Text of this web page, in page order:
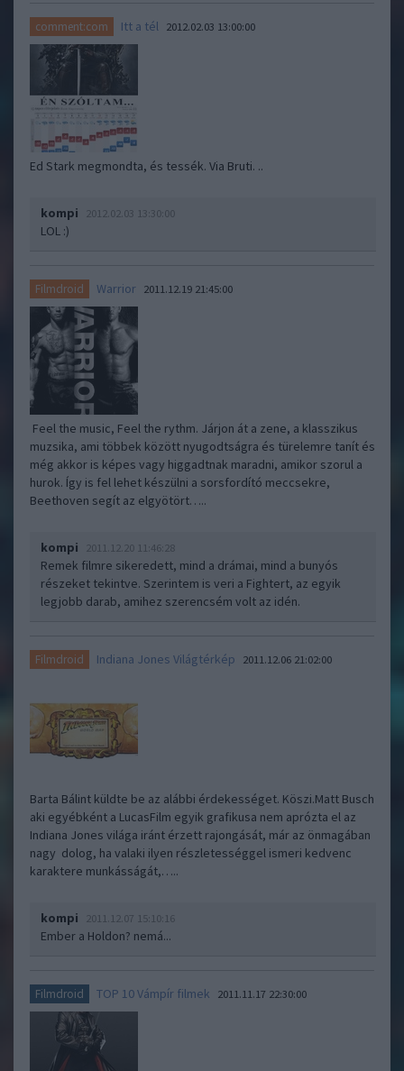
comment:com Itt a tél 2012.02.03 13:00:00
Ed Stark megmondta, és tessék. Via Bruti. ..
kompi 2012.02.03 13:30:00
LOL :)
Filmdroid Warrior 2011.12.19 21:45:00
Feel the music, Feel the rythm. Járjon át a zene, a klasszikus
muzsika, ami többek között nyugodtságra és türelemre tanít és
még akkor is képes vagy higgadtnak maradni, amikor szorul a
hurok. Így is fel lehet készülni a sorsfordító meccsekre,
Beethoven segít az elgyötört…..
kompi 2011.12.20 11:46:28
Remek filmre sikeredett, mind a drámai, mind a bunyós
részeket tekintve. Szerintem is veri a Fightert, az egyik
legjobb darab, amihez szerencsém volt az idén.
Filmdroid Indiana Jones Világtérkép 2011.12.06 21:02:00
Barta Bálint küldte be az alábbi érdekességet. Köszi.Matt Busch
aki egyébként a LucasFilm egyik grafikusa nem aprózta el az
Indiana Jones világa iránt érzett rajongását, már az önmagában
nagy dolog, ha valaki ilyen részletességgel ismeri kedvenc
karaktere munkásságát,…..
kompi 2011.12.07 15:10:16
Ember a Holdon? nemá...
Filmdroid TOP 10 Vámpír filmek 2011.11.17 22:30:00